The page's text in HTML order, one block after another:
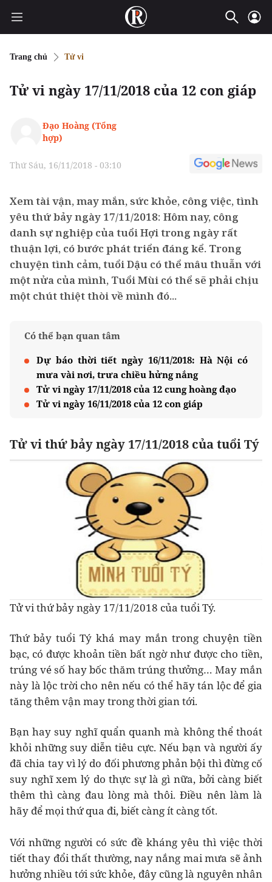
Trang chủ Tử vi
Tử vi ngày 17/11/2018 của 12 con giáp
Đạo Hoàng (Tổng
hợp)
Thứ Sáu, 16/11/2018 - 03:10
Xem tài vận, may mắn, sức khỏe, công việc, tình
yêu thứ bảy ngày 17/11/2018: Hôm nay, công
danh sự nghiệp của tuổi Hợi trong ngày rất
thuận lợi, có bước phát triển đáng kể. Trong
chuyện tình cảm, tuổi Dậu có thể mâu thuẫn với
một nửa của mình, Tuổi Mùi có thể sẽ phải chịu
một chút thiệt thòi về mình đó...
Có thể bạn quan tâm
Dự báo thời tiết ngày 16/11/2018: Hà Nội có
mưa vài nơi, trưa chiều hửng nắng
Tử vi ngày 17/11/2018 của 12 cung hoàng đạo
Tử vi ngày 16/11/2018 của 12 con giáp
Tử vi thứ bảy ngày 17/11/2018 của tuổi Tý
Tử vi thứ bảy ngày 17/11/2018 của tuổi Tý.
Thứ bảy tuổi Tý khá may mắn trong chuyện tiền
bạc, có được khoản tiền bất ngờ như được cho tiền,
trúng vé số hay bốc thăm trúng thưởng… May mắn
này là lộc trời cho nên nếu có thể hãy tán lộc để gia
tăng thêm vận may trong thời gian tới.
Bạn hay suy nghĩ quẩn quanh mà không thể thoát
khỏi những suy diễn tiêu cực. Nếu bạn và người ấy
đã chia tay vì lý do đối phương phản bội thì đừng cố
suy nghĩ xem lý do thực sự là gì nữa, bởi càng biết
thêm thì càng đau lòng mà thôi. Điều nên làm là
hãy để mọi thứ qua đi, biết càng ít càng tốt.
Với những người có sức đề kháng yêu thì việc thời
tiết thay đổi thất thường, nay nắng mai mưa sẽ ảnh
hưởng nhiều tới sức khỏe, đây cũng là nguyên nhân